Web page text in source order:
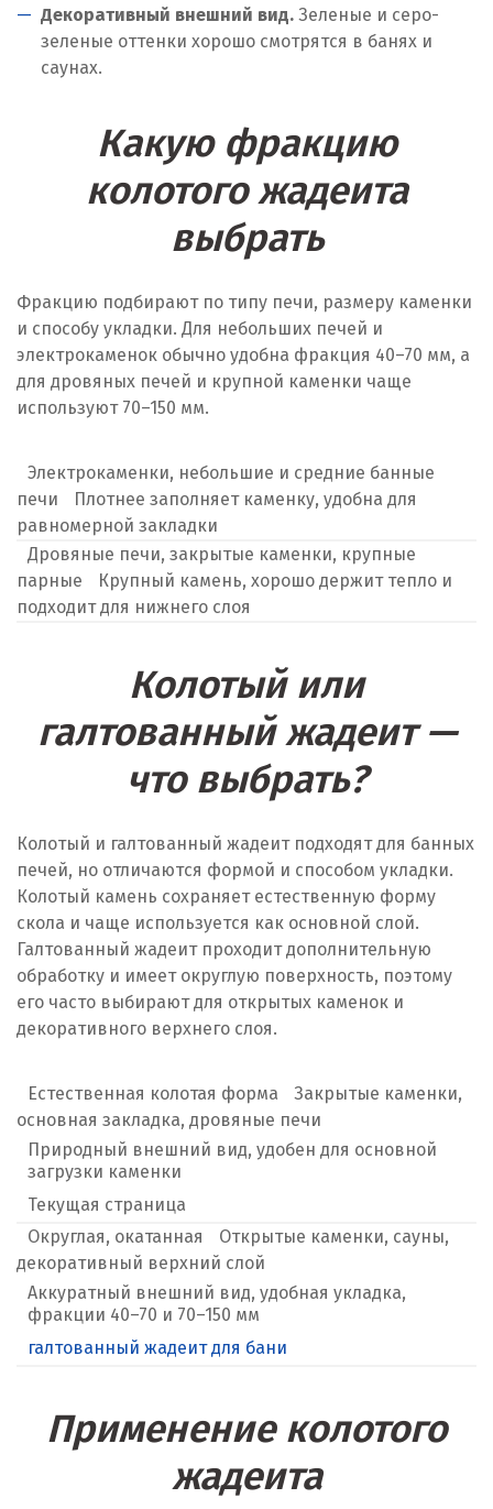
Декоративный внешний вид. Зеленые и серо-
зеленые оттенки хорошо смотрятся в банях и
саунах.
Какую фракцию
колотого жадеита
выбрать
Фракцию подбирают по типу печи, размеру каменки
и способу укладки. Для небольших печей и
электрокаменок обычно удобна фракция 40–70 мм, а
для дровяных печей и крупной каменки чаще
используют 70–150 мм.
Электрокаменки, небольшие и средние банные
печи
Плотнее заполняет каменку, удобна для
равномерной закладки
Дровяные печи, закрытые каменки, крупные
парные
Крупный камень, хорошо держит тепло и
подходит для нижнего слоя
Колотый или
галтованный жадеит —
что выбрать?
Колотый и галтованный жадеит подходят для банных
печей, но отличаются формой и способом укладки.
Колотый камень сохраняет естественную форму
скола и чаще используется как основной слой.
Галтованный жадеит проходит дополнительную
обработку и имеет округлую поверхность, поэтому
его часто выбирают для открытых каменок и
декоративного верхнего слоя.
Естественная колотая форма
Закрытые каменки,
основная закладка, дровяные печи
Природный внешний вид, удобен для основной
загрузки каменки
Текущая страница
Округлая, окатанная
Открытые каменки, сауны,
декоративный верхний слой
Аккуратный внешний вид, удобная укладка,
фракции 40–70 и 70–150 мм
галтованный жадеит для бани
Применение колотого
жадеита